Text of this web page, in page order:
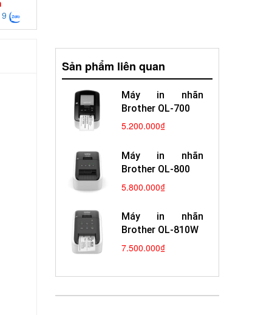
Sản phẩm liên quan
Máy in nhãn
Brother QL-700
5.200.000₫
Máy in nhãn
Brother QL-800
5.800.000₫
Máy in nhãn
Brother QL-810W
7.500.000₫